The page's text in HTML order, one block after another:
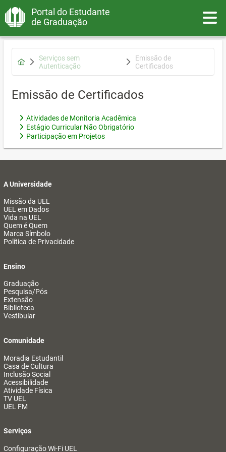
Portal do Estudante
de Graduação
Serviços sem
Autenticação
Emissão de
Certificados
Emissão de Certificados
Atividades de Monitoria Acadêmica
Estágio Curricular Não Obrigatório
Participação em Projetos
A Universidade
Missão da UEL
UEL em Dados
Vida na UEL
Quem é Quem
Marca Símbolo
Política de Privacidade
Ensino
Graduação
Pesquisa/Pós
Extensão
Biblioteca
Vestibular
Comunidade
Moradia Estudantil
Casa de Cultura
Inclusão Social
Acessibilidade
Atividade Física
TV UEL
UEL FM
Serviços
Configuração Wi-Fi UEL